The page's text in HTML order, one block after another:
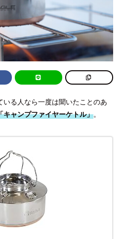
る人なら一度は聞いたことのあ
キャンプファイヤーケトル」。